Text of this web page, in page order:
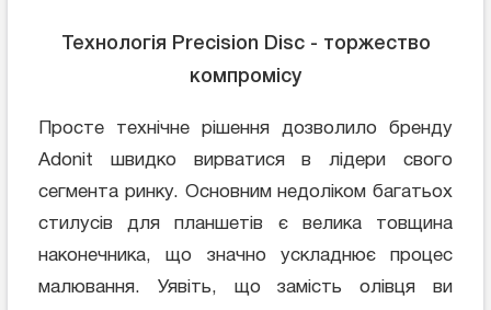
Технологія Precision Disc - торжество
компромісу
Просте технічне рішення дозволило бренду
Adonit швидко вирватися в лідери свого
сегмента ринку. Основним недоліком багатьох
стилусів для планшетів є велика товщина
наконечника, що значно ускладнює процес
малювання. Уявіть, що замість олівця ви